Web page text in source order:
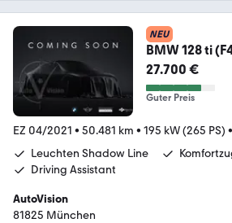
NEU
BMW 128 ti
uto
27.700 €
Guter Preis
EZ 04/2021 • 50.481 km • 195 kW (265 PS) •
Leuchten Shadow Line
Driving Assistant
AutoVision
81825 München